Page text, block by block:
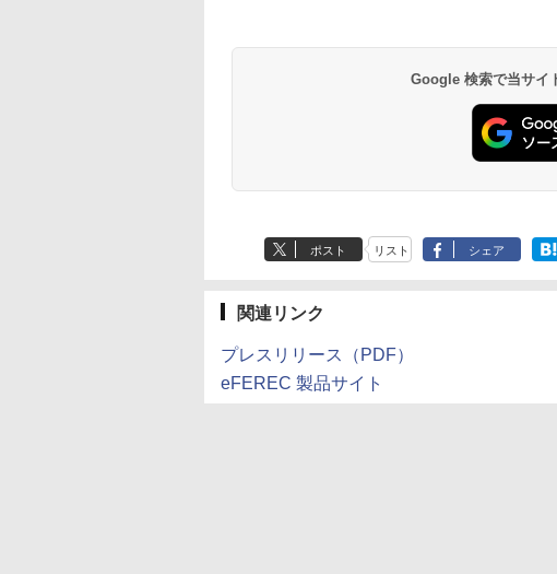
Google 検索で当サイ
ポスト リスト シェア
関連リンク
プレスリリース（PDF）
eFEREC 製品サイト